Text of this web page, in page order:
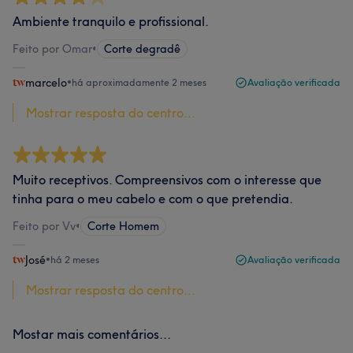
Ambiente tranquilo e profissional.
Feito por Omar• Corte degradê
marcelo•há aproximadamente 2 meses Avaliação verificada
Mostrar resposta do centro...
Muito receptivos. Compreensivos com o interesse que
tinha para o meu cabelo e com o que pretendia.
Feito por Vv• Corte Homem
José•há 2 meses Avaliação verificada
Mostrar resposta do centro...
Mostar mais comentários...